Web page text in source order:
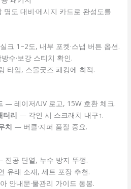
도 대비·메시지 카드로 완성도를
크 1~2도, 내부 포켓·스냅 버튼 옵션.
수·보강 스티치 확인.
타입, 스몰굿즈 패킹에 최적.
— 레이저/UV 로고, 15W 호환 체크.
터리 — 각인 시 스크래치 내구↑.
치 — 버클·지퍼 품질 중요.
진공 단열, 누수 방지 뚜껑.
유래 소재, 세트 포장 추천.
안내문·물관리 가이드 동봉.